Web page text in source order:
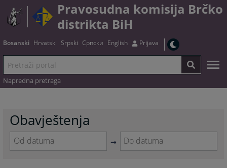
Pravosudna komisija Brčko
distrikta BiH
Bosanski Hrvatski Srpski Српски English Prijava
Napredna pretraga
Obavještenja